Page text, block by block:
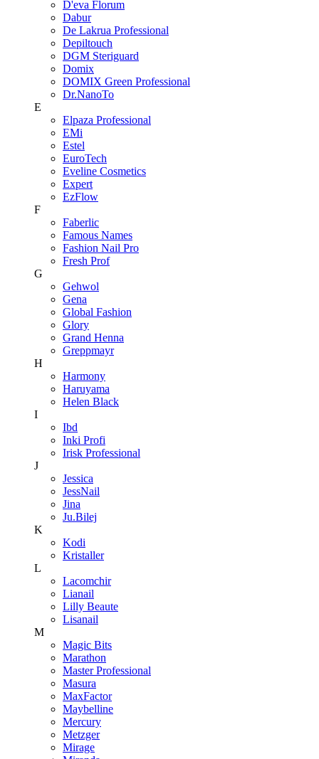
D'eva Florum
Dabur
De Lakrua Professional
Depiltouch
DGM Steriguard
Domix
DOMIX Green Professional
Dr.NanoTo
E
Elpaza Professional
EMi
Estel
EuroTech
Eveline Cosmetics
Expert
EzFlow
F
Faberlic
Famous Names
Fashion Nail Pro
Fresh Prof
G
Gehwol
Gena
Global Fashion
Glory
Grand Henna
Greppmayr
H
Harmony
Haruyama
Helen Black
I
Ibd
Inki Profi
Irisk Professional
J
Jessica
JessNail
Jina
Ju.Bilej
K
Kodi
Kristaller
L
Lacomchir
Lianail
Lilly Beaute
Lisanail
M
Magic Bits
Marathon
Master Professional
Masura
MaxFactor
Maybelline
Mercury
Metzger
Mirage